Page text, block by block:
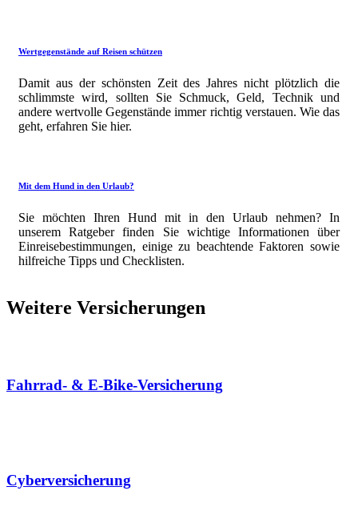
Wertgegenstände auf Reisen schützen
Damit aus der schönsten Zeit des Jahres nicht plötzlich die
schlimmste wird, sollten Sie Schmuck, Geld, Technik und
andere wertvolle Gegen­stände immer richtig verstauen. Wie das
geht, erfahren Sie hier.
Mit dem Hund in den Urlaub?
Sie möchten Ihren Hund mit in den Urlaub nehmen? In
unserem Ratgeber finden Sie wichtige Informationen über
Einreise­be­stimmungen, einige zu beachtende Faktoren sowie
hilfreiche Tipps und Check­listen.
Weitere Versicherungen
Fahrrad- & E‑Bike-Versicherung
Cyber­versicherung